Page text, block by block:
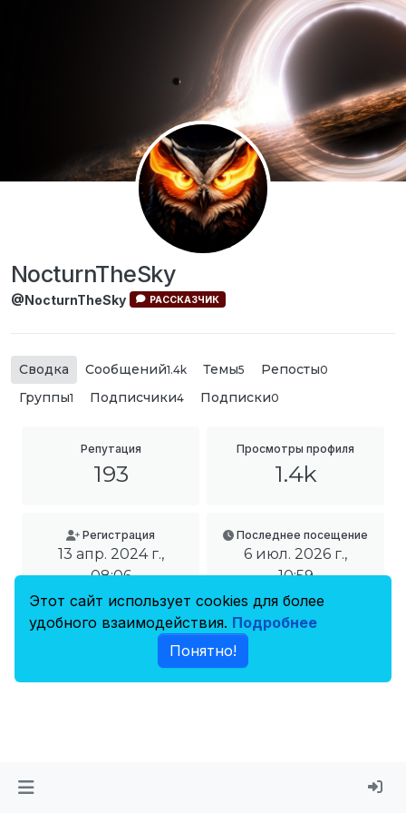
NocturnTheSky
@NocturnTheSky РАССКАЗЧИК
Сводка Сообщений1.4k Темы5 Репосты0
Группы1 Подписчики4 Подписки0
Репутация
193
Просмотры профиля
1.4k
Регистрация
13 апр. 2024 г.,
08:06
Последнее посещение
6 июл. 2026 г.,
10:59
Этот сайт использует cookies для более
удобного взаимодействия. Подробнее
Понятно!